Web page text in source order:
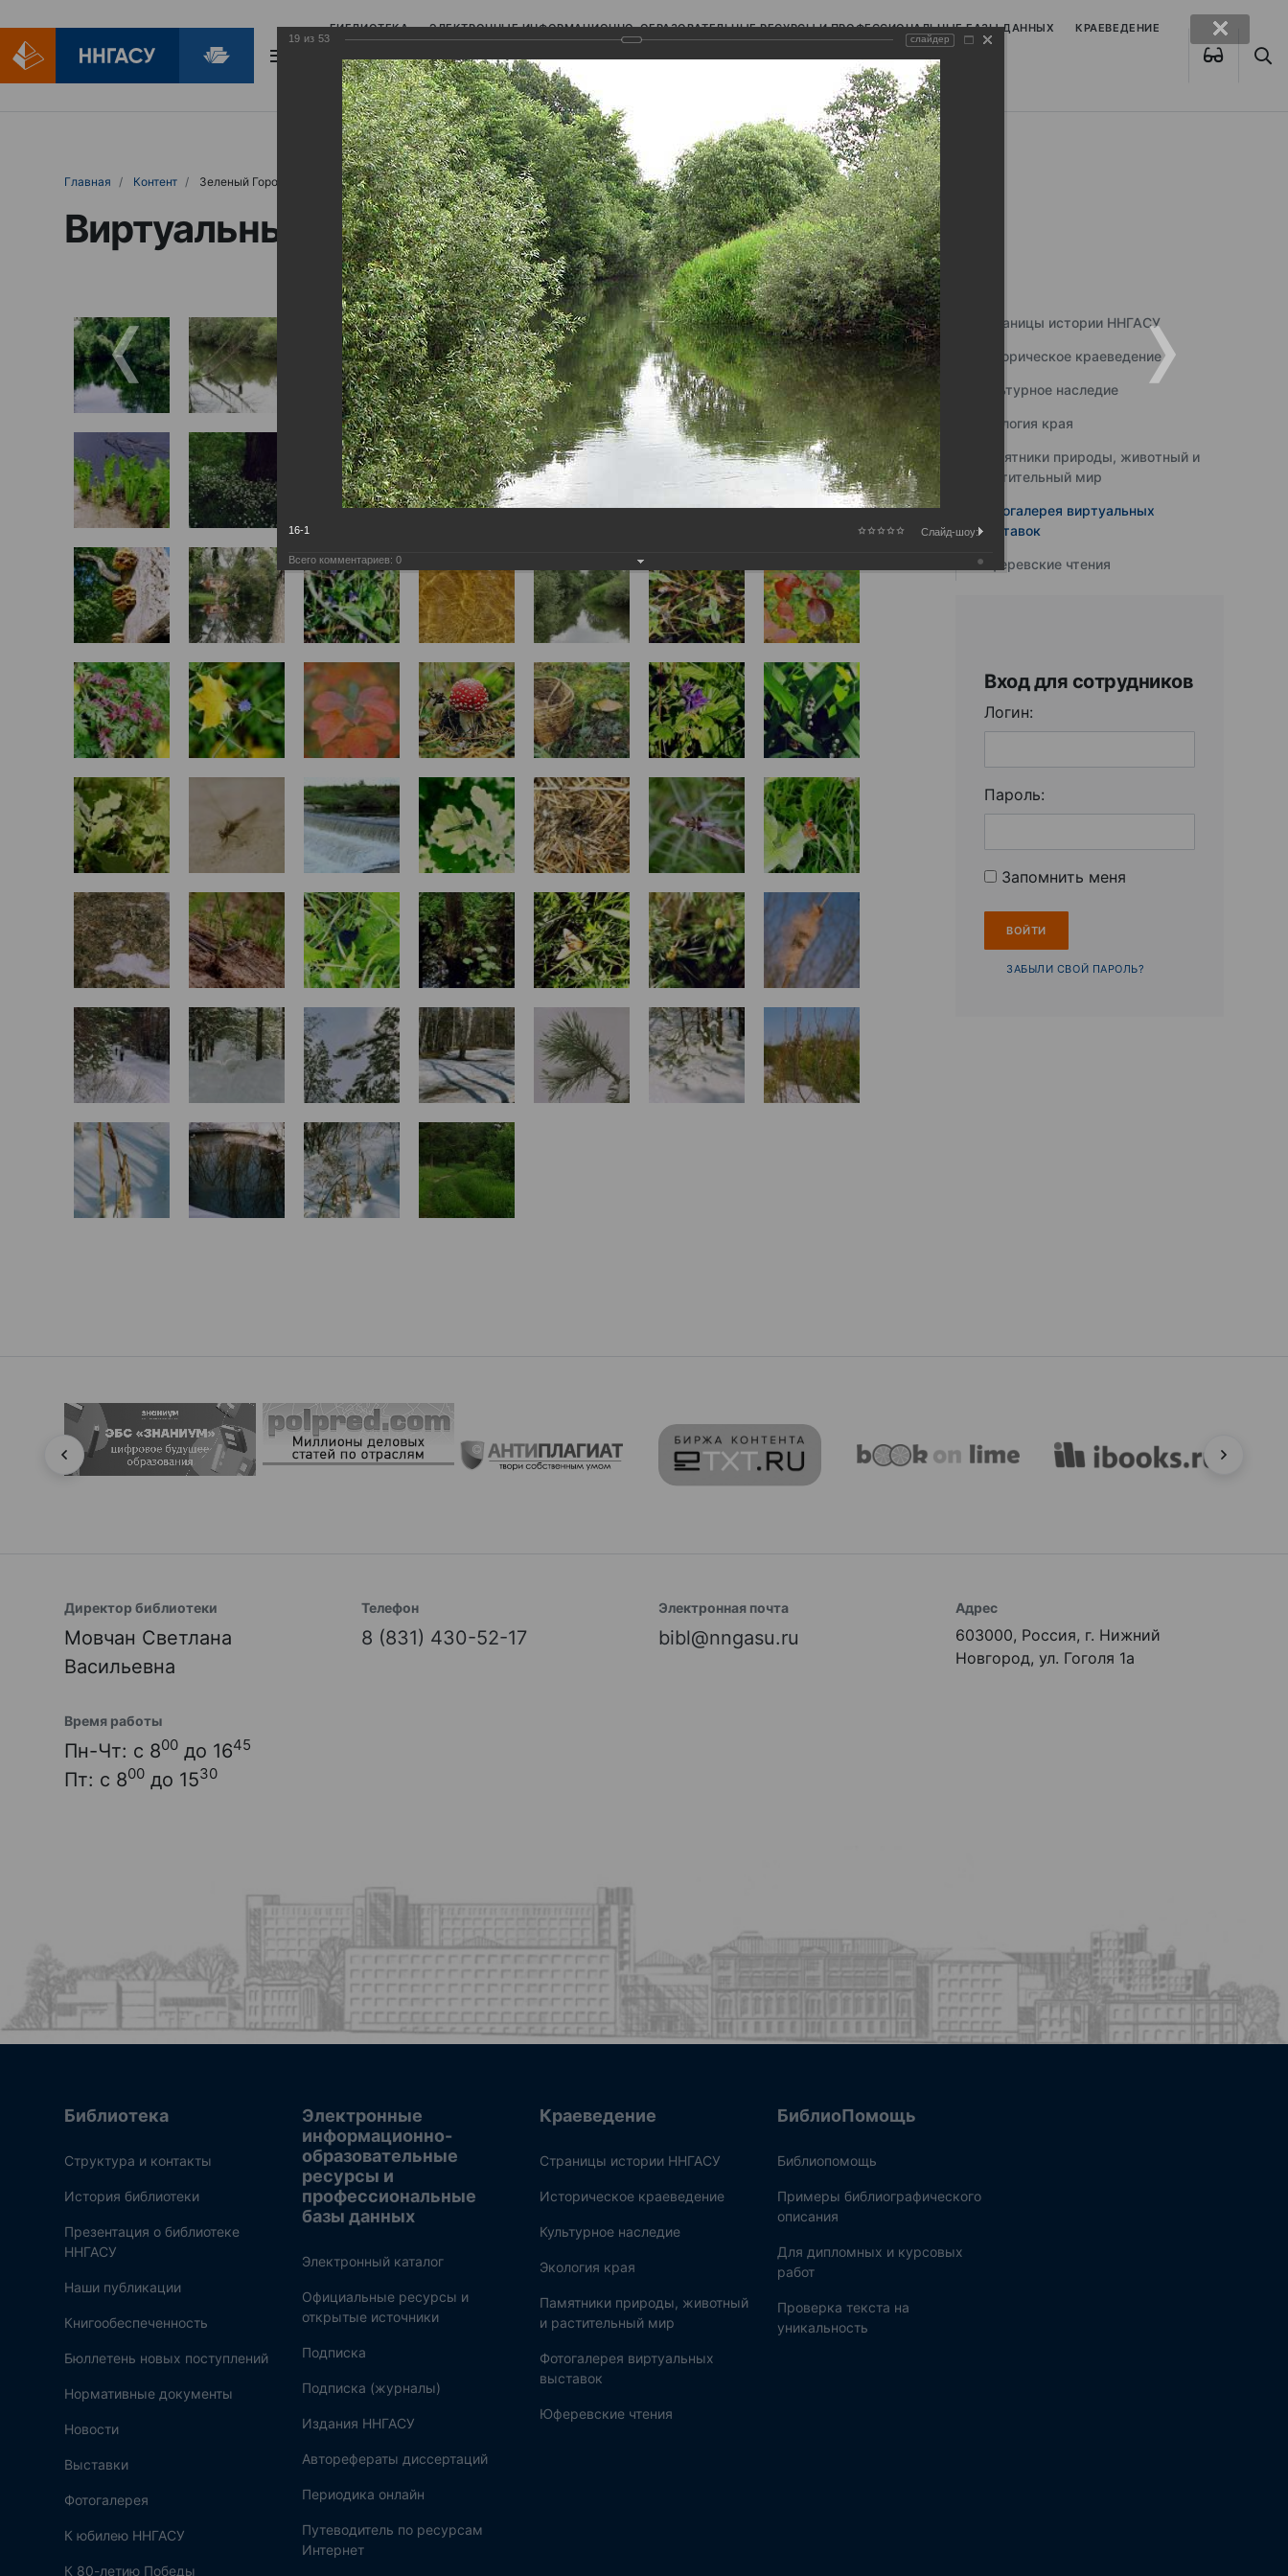
БИБЛИОТЕКА ЭЛЕКТРОННЫЕ ИНФОРМАЦИОННО-ОБРАЗОВАТЕЛЬНЫЕ РЕСУРСЫ И ПРОФЕССИОНАЛЬНЫЕ БАЗЫ ДАННЫХ КРАЕВЕДЕНИЕ
БИБЛИОПОМОЩЬ
Главная Контент Зеленый Город
Виртуальные выставки (фотоальбомы)
Страницы истории ННГАСУ
Историческое краеведение
Культурное наследие
Экология края
Памятники природы, животный и
растительный мир
Фотогалерея виртуальных
выставок
Юферевские чтения
Вход для сотрудников
Логин:
Пароль:
Запомнить меня
ЗАБЫЛИ СВОЙ ПАРОЛЬ?
Директор библиотеки
Мовчан Светлана
Васильевна
Телефон
8 (831) 430-52-17
Электронная почта
bibl@nngasu.ru
Адрес
603000, Россия, г. Нижний
Новгород, ул. Гоголя 1а
Время работы
Пн-Чт: с 800 до 1645
Пт: с 800 до 1530
Библиотека
Структура и контакты
История библиотеки
Презентация о библиотеке
ННГАСУ
Наши публикации
Книгообеспеченность
Бюллетень новых поступлений
Нормативные документы
Новости
Выставки
Фотогалерея
К юбилею ННГАСУ
К 80-летию Победы
Электронные
информационно-
образовательные
ресурсы и
профессиональные
базы данных
Электронный каталог
Официальные ресурсы и
открытые источники
Подписка
Подписка (журналы)
Издания ННГАСУ
Авторефераты диссертаций
Периодика онлайн
Путеводитель по ресурсам
Интернет
Краеведение
Страницы истории ННГАСУ
Историческое краеведение
Культурное наследие
Экология края
Памятники природы, животный
и растительный мир
Фотогалерея виртуальных
выставок
Юферевские чтения
БиблиоПомощь
Библиопомощь
Примеры библиографического
описания
Для дипломных и курсовых
работ
Проверка текста на
уникальность
19 из 53 слайдер
16-1 Слайд-шоу:
Всего комментариев: 0